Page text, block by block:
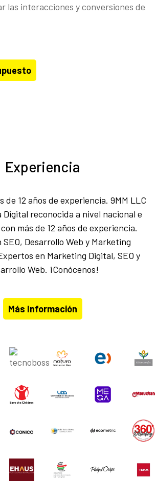
las interacciones y conversiones de
Experiencia
de 12 años de experiencia. 9MM LLC
Digital reconocida a nivel nacional e
más de 12 años de experiencia.
Desarrollo Web y Marketing
en Marketing Digital, SEO y
Web. ¡Conócenos!
Más Información